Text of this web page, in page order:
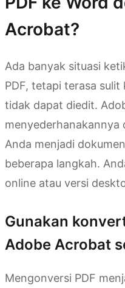
Acrobat?
Ada banyak situasi
PDF, tetapi terasa
tidak dapat diedit.
menyederhanakannya
Anda menjadi
beberapa langkah.
online atau versi
Gunakan
Adobe Acrobat
Mengonversi PDF